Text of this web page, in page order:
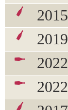
2015
2019
2022
2022